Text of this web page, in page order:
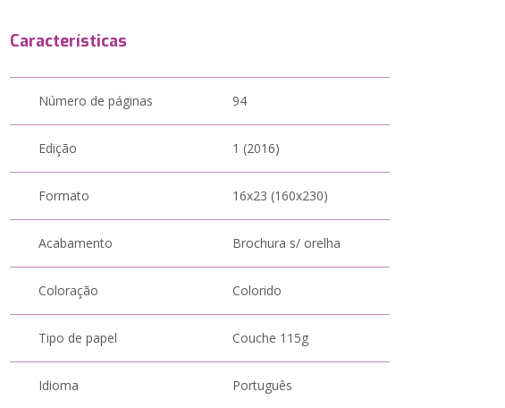
Características
Número de páginas 94
Edição 1 (2016)
Formato 16x23 (160x230)
Acabamento Brochura s/ orelha
Coloração Colorido
Tipo de papel Couche 115g
Idioma Português